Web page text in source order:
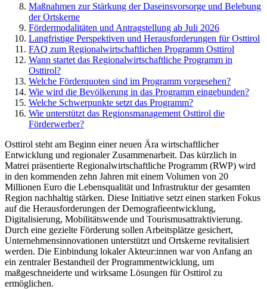
Maßnahmen zur Stärkung der Daseinsvorsorge und Belebung
der Ortskerne
Fördermodalitäten und Antragstellung ab Juli 2026
Langfristige Perspektiven und Herausforderungen für Osttirol
FAQ zum Regionalwirtschaftlichen Programm Osttirol
Wann startet das Regionalwirtschaftliche Programm in
Osttirol?
Welche Förderquoten sind im Programm vorgesehen?
Wie wird die Bevölkerung in das Programm eingebunden?
Welche Schwerpunkte setzt das Programm?
Wie unterstützt das Regionsmanagement Osttirol die
Förderwerber?
Osttirol steht am Beginn einer neuen Ära wirtschaftlicher
Entwicklung und regionaler Zusammenarbeit. Das kürzlich in
Matrei präsentierte Regionalwirtschaftliche Programm (RWP) wird
in den kommenden zehn Jahren mit einem Volumen von 20
Millionen Euro die Lebensqualität und Infrastruktur der gesamten
Region nachhaltig stärken. Diese Initiative setzt einen starken Fokus
auf die Herausforderungen der Demografieentwicklung,
Digitalisierung, Mobilitätswende und Tourismusattraktivierung.
Durch eine gezielte Förderung sollen Arbeitsplätze gesichert,
Unternehmensinnovationen unterstützt und Ortskerne revitalisiert
werden. Die Einbindung lokaler Akteur:innen war von Anfang an
ein zentraler Bestandteil der Programmentwicklung, um
maßgeschneiderte und wirksame Lösungen für Osttirol zu
ermöglichen.